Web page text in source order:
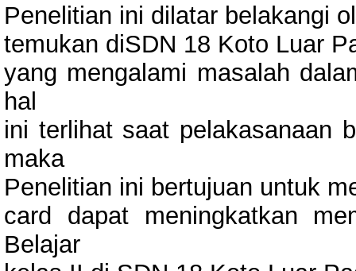
Penelitian ini dilatar belakangi
temukan diSDN 18 Koto Luar
yang mengalami masalah
hal
ini terlihat saat pelakasanaan
maka
Penelitian ini bertujuan untuk
card dapat meningkatkan
Belajar